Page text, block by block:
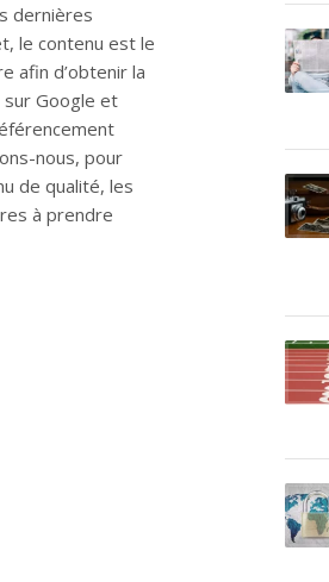
dernières
le contenu est le
afin d’obtenir la
Google et
nous, pour
de qualité, les
à prendre